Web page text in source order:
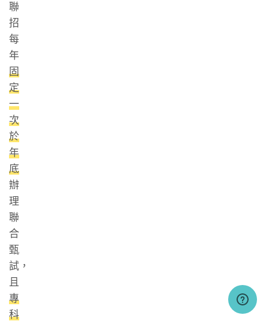
聯
招
每
年
固
定
一
次
於
年
底
辦
理
聯
合
甄
試，
且
專
科